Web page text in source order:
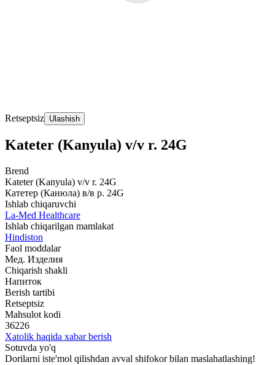
Retseptsiz Ulashish
Kateter (Kanyula) v/v r. 24G
Brend
Kateter (Kanyula) v/v r. 24G
Катетер (Канюла) в/в р. 24G
Ishlab chiqaruvchi
La-Med Healthcare
Ishlab chiqarilgan mamlakat
Hindiston
Faol moddalar
Мед. Изделия
Chiqarish shakli
Напиток
Berish tartibi
Retseptsiz
Mahsulot kodi
36226
Xatolik haqida xabar berish
Sotuvda yo'q
Dorilarni iste'mol qilishdan avval shifokor bilan maslahatlashing!